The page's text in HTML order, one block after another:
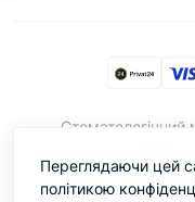
Переглядаючи цей
політикою